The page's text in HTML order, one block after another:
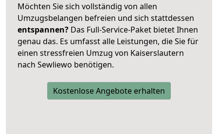
Möchten Sie sich vollständig von allen
Umzugsbelangen befreien und sich stattdessen
entspannen? Das Full-Service-Paket bietet Ihnen
genau das. Es umfasst alle Leistungen, die Sie für
einen stressfreien Umzug von Kaiserslautern
nach Sewliewo benötigen.
Kostenlose Angebote erhalten